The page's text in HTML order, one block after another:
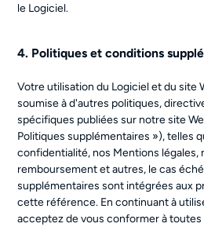
le Logiciel.
4. Politiques et conditions
Votre utilisation du Logiciel et du site
soumise à d'autres politiques,
spécifiques publiées sur notre site
Politiques supplémentaires »), telles
confidentialité, nos Mentions légales,
remboursement et autres, le cas
supplémentaires sont intégrées aux
cette référence. En continuant à
acceptez de vous conformer à toutes